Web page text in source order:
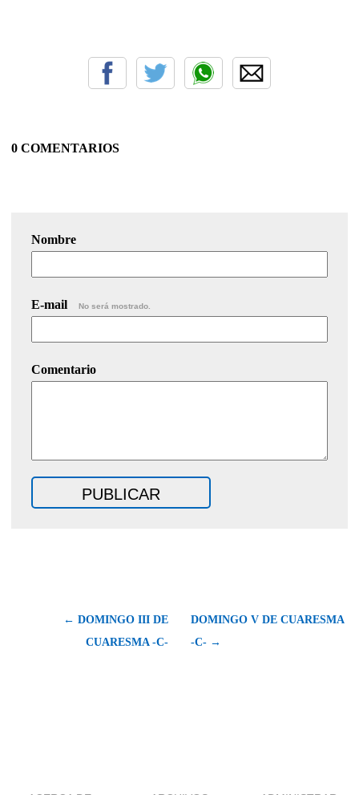
0 COMENTARIOS
Nombre
E-mail No será mostrado.
Comentario
← DOMINGO III DE
CUARESMA -C-
DOMINGO V DE CUARESMA
-C- →